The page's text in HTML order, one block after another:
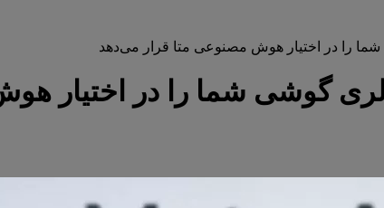
را در اختیار هوش مصنوعی متا قرار می‌دهد
گوشی شما را در اختیار